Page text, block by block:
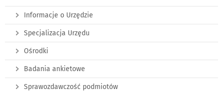
Informacje o Urzędzie
Specjalizacja Urzędu
Ośrodki
Badania ankietowe
Sprawozdawczość podmiotów